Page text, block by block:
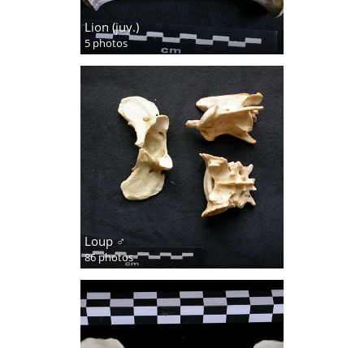
Lion (juv.)
5 photos
Loup ♂
86 photos